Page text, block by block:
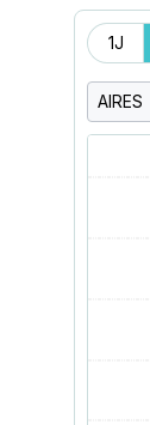
Période
1J
AIRES